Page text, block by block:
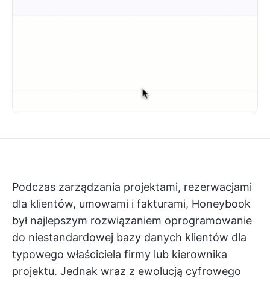
Podczas zarządzania projektami, rezerwacjami
dla klientów, umowami i fakturami, Honeybook
był najlepszym rozwiązaniem oprogramowanie
do niestandardowej bazy danych klientów dla
typowego właściciela firmy lub kierownika
projektu. Jednak wraz z ewolucją cyfrowego